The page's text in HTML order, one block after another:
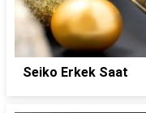
Seiko Erkek Saat